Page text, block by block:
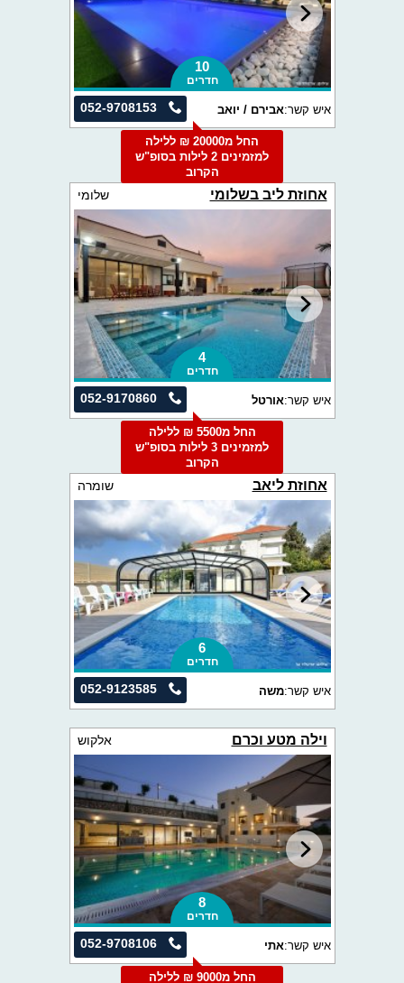
10
חדרים
052-9708153 איש קשר:אבירם / יואב
החל מ20000 ₪ ללילה
למזמינים 2 לילות בסופ"ש
הקרוב
אחוזת ליב בשלומי שלומי
4
חדרים
052-9170860 איש קשר:אורטל
החל מ5500 ₪ ללילה
למזמינים 3 לילות בסופ"ש
הקרוב
אחוזת ליאב שומרה
6
חדרים
052-9123585 איש קשר:משה
וילה מטע וכרם אלקוש
8
חדרים
052-9708106 איש קשר:אתי
החל מ9000 ₪ ללילה